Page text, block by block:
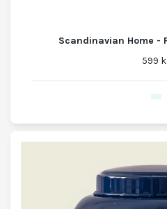
Scandinavian Home -
599